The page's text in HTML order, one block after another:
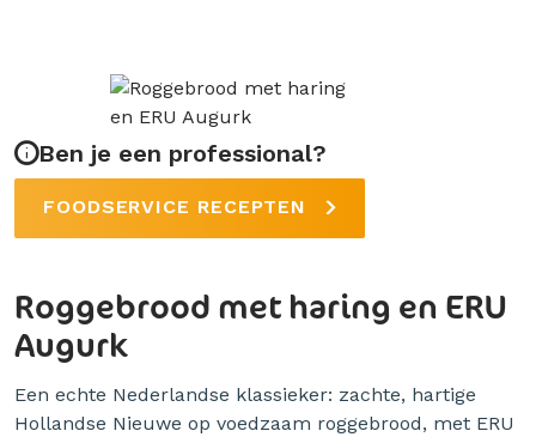
Ben je een professional?
FOODSERVICE RECEPTEN
Roggebrood met haring en ERU
Augurk
Een echte Nederlandse klassieker: zachte, hartige
Hollandse Nieuwe op voedzaam roggebrood, met ERU